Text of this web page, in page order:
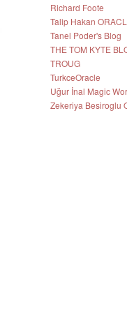
Richard Foote
Talip Hakan
Tanel Poder's Blog
THE TOM KYTE
TROUG
TurkceOracle
Uğur İnal Magic
Zekeriya Besiroglu